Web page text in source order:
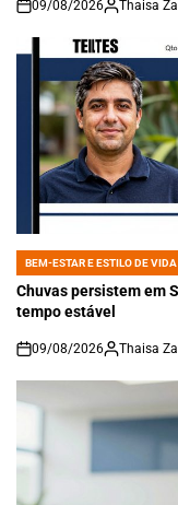
on
09/08/2026 Thaisa
POSTED
IN
BEM-ESTAR E ESTILO DE VIDA
Chuvas persistem em
tempo estável
on
09/08/2026 Thaisa